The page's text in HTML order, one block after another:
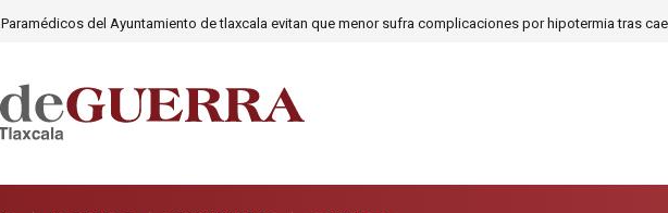
Paramédicos del Ayuntamiento de tlaxcala evitan que menor sufra complicaciones por hipotermia tras caer